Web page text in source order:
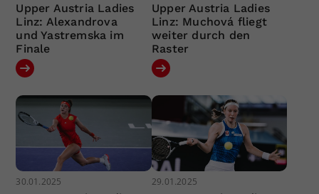
Upper Austria Ladies
Linz: Alexandrova
und Yastremska im
Finale
Upper Austria Ladies
Linz: Muchová fliegt
weiter durch den
Raster
30.01.2025 29.01.2025